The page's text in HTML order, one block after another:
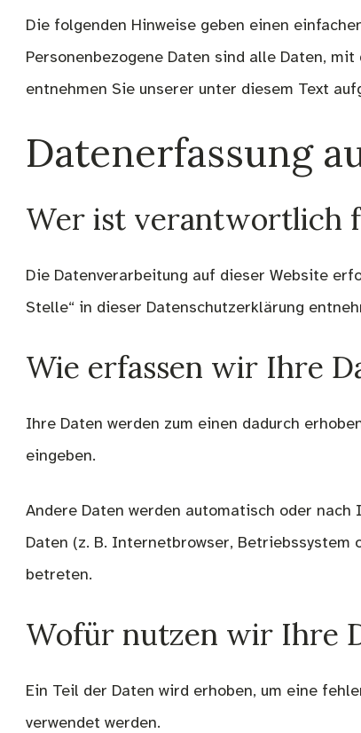
Die folgenden Hinweise geben einen
Personenbezogene Daten sind alle Daten,
entnehmen Sie unserer unter diesem Text
Datenerfassung
Wer ist verantwortlich
Die Datenverarbeitung auf dieser Website
Stelle“ in dieser Datenschutzerklärung
Wie erfassen wir Ihre
Ihre Daten werden zum einen dadurch
eingeben.
Andere Daten werden automatisch oder
Daten (z. B. Internetbrowser,
betreten.
Wofür nutzen wir Ihre
Ein Teil der Daten wird erhoben, um eine
verwendet werden.